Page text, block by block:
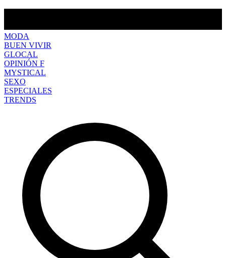
MODA
BUEN VIVIR
GLOCAL
OPINIÓN F
MYSTICAL
SEXO
ESPECIALES
TRENDS